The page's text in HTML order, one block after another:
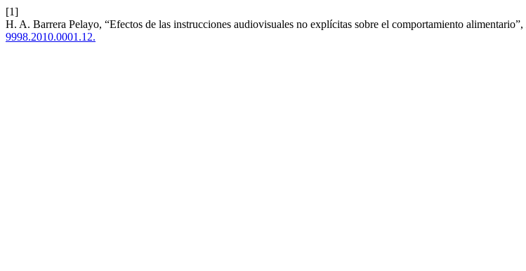
[1]
H. A. Barrera Pelayo, “Efectos de las instrucciones audiovisuales no explícitas sobre el comportamiento alimentario”,
9998.2010.0001.12.